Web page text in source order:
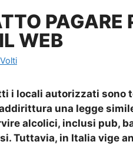
PAGARE
WEB
i locali autorizzati sono
una legge
alcolici, inclusi pub,
Tuttavia, in Italia vige